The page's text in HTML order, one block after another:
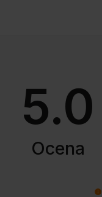
5.0
Ocena